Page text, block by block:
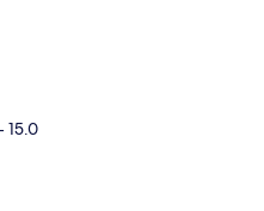
15.0